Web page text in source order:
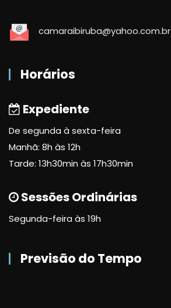
camaraibiruba@yahoo.com.br
Horários
Expediente
De segunda à sexta-feira
Manhã: 8h às 12h
Tarde: 13h30min às 17h30min
Sessões Ordinárias
Segunda-feira às 19h
Previsão do Tempo